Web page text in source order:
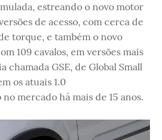
estreando o novo motor
de acesso, com cerca de
torque, e também o novo
109 cavalos, em versões mais
chamada GSE, de Global Small
os atuais 1.0
no mercado há mais de 15 anos.